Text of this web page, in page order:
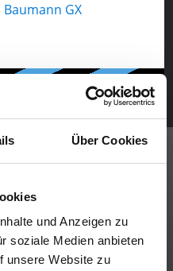
Über Cookies
und Anzeigen zu
soziale Medien anbieten
unsere Website zu
Baumann GX